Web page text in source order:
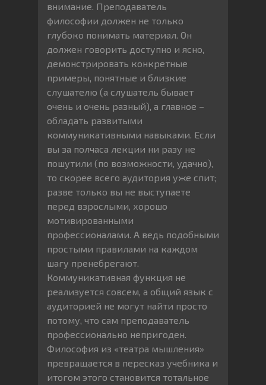
внимание. Преподаватель
философии должен не только
глубоко понимать материал. Он
должен говорить доступно и ясно,
демонстрировать конкретные
примеры, понятные и близкие
слушателю (а слушатель бывает
очень и очень разный), а главное –
обладать развитыми
коммуникативными навыками. Если
вы за полчаса лекции ни разу не
пошутили (по возможности, удачно),
то скорее всего аудитория уже спит;
разве только вы не выступаете
перед взрослыми, хорошо
мотивированными
профессионалами. А ведь подобными
простыми правилами на каждом
шагу пренебрегают.
Коммуникативная функция не
реализуется совсем, а общий язык с
аудиторией не могут найти просто
потому, что сам преподаватель
профессионально непригоден.
Философия из «театра мышления»
превращается в пересказ учебника и
итогом этого становится тотальное